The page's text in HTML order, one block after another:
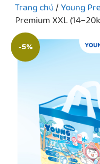
Trang chủ/Young
Premium XXL
-5%